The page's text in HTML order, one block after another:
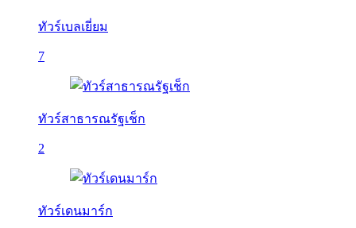
ทัวร์เบลเยี่ยม
7
ทัวร์สาธารณรัฐเช็ก
2
ทัวร์เดนมาร์ก